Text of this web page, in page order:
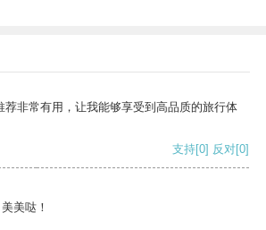
荐非常有用，让我能够享受到高品质的旅行体
支持[0] 反对[0]
美哒！